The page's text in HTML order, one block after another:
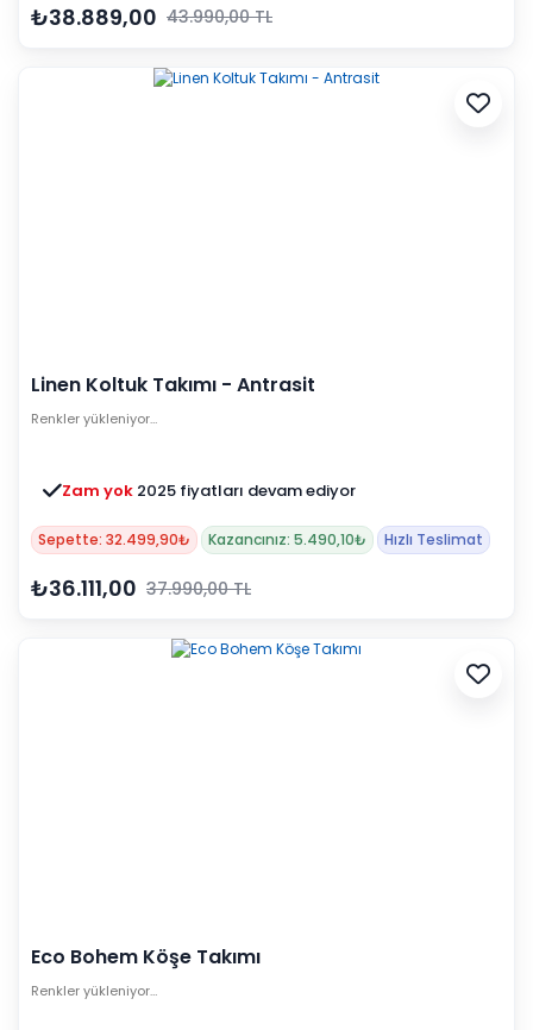
₺38.889,00 43.990,00 TL
Linen Koltuk Takımı - Antrasit
Renkler yükleniyor…
Zam yok 2025 fiyatları devam ediyor
Sepette: 32.499,90₺ Kazancınız: 5.490,10₺ Hızlı Teslimat
₺36.111,00 37.990,00 TL
Eco Bohem Köşe Takımı
Renkler yükleniyor…